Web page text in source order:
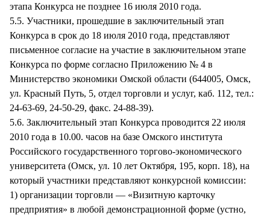
этапа Конкурса не позднее 16 июля 2010 года.
5.5. Участники, прошедшие в заключительный этап
Конкурса в срок до 18 июля 2010 года, представляют
письменное согласие на участие в заключительном этапе
Конкурса по форме согласно Приложению № 4 в
Министерство экономики Омской области (644005, Омск,
ул. Красный Путь, 5, отдел торговли и услуг, каб. 112, тел.:
24-63-69, 24-50-29, факс. 24-88-39).
5.6. Заключительный этап Конкурса проводится 22 июля
2010 года в 10.00. часов на базе Омского института
Российского государственного торгово-экономического
университета (Омск, ул. 10 лет Октября, 195, корп. 18), на
который участники представляют конкурсной комиссии:
1) организации торговли — «Визитную карточку
предприятия» в любой демонстрационной форме (устно,